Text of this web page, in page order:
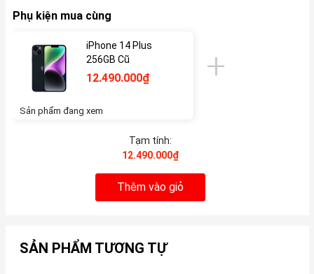
Phụ kiện mua cùng
iPhone 14 Plus
256GB Cũ
12.490.000₫
Sản phẩm đang xem
Tạm tính:
12.490.000₫
Thêm vào giỏ
SẢN PHẨM TƯƠNG TỰ